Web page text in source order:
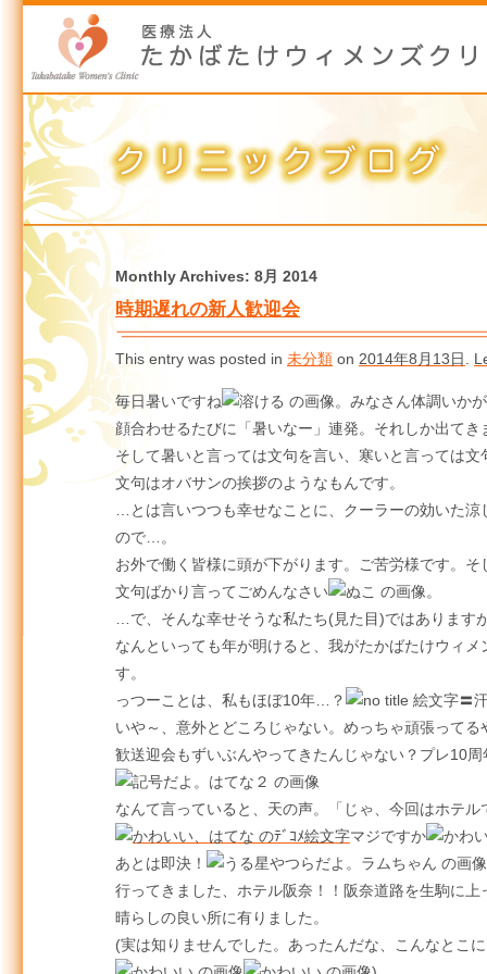
Monthly Archives: 8月 2014
時期遅れの新人歓迎会
This entry was posted in 未分類 on 2014年8月13日
毎日暑いですね
。みなさん体調いか
顔合わせるたびに「暑いなー」連発。それしか出てき
そして暑いと言っては文句を言い、寒いと言っては
文句はオバサンの挨拶のようなもんです。
…とは言いつつも幸せなことに、クーラーの効いた
ので…。
お外で働く皆様に頭が下がります。ご苦労様です。
文句ばかり言ってごめんなさい
。
…で、そんな幸せそうな私たち(見た目)ではあります
なんといっても年が明けると、我がたかばたけウィ
す。
っつーことは、私もほぼ10年…？
いや～、意外とどころじゃない。めっちゃ頑張ってる
歓送迎会もずいぶんやってきたんじゃない？プレ10周
なんて言っていると、天の声。「じゃ、今回はホ
マジですか
あとは即決！
行ってきました、ホテル阪奈！！阪奈道路を生駒に
晴らしの良い所に有りました。
(実は知りませんでした。あったんだな、こんなとこ